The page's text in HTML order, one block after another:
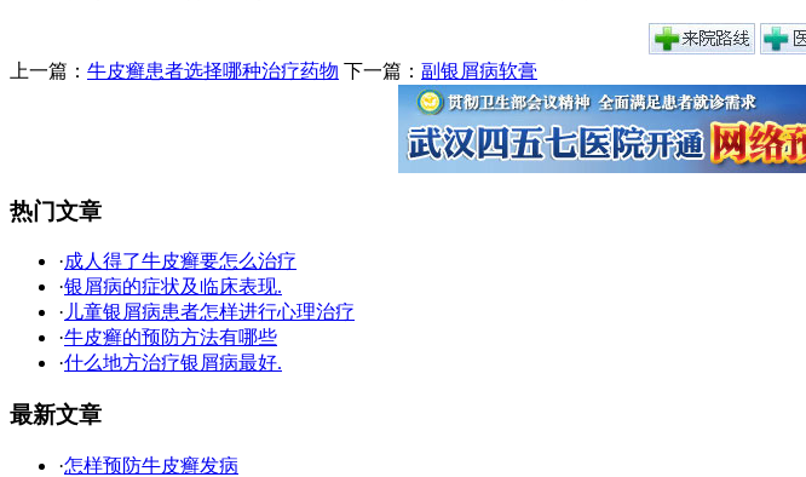
上一篇： 牛皮癣患者选择哪种治疗药物 下一篇： 副银屑病软膏
热门文章
·成人得了牛皮癣要怎么治疗
·银屑病的症状及临床表现.
· 儿童银屑病患者怎样进行心理治疗
·牛皮癣的预防方法有哪些
·什么地方治疗银屑病最好.
最新文章
·怎样预防牛皮癣发病